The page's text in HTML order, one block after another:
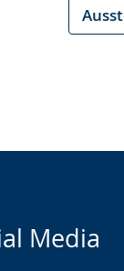
Media